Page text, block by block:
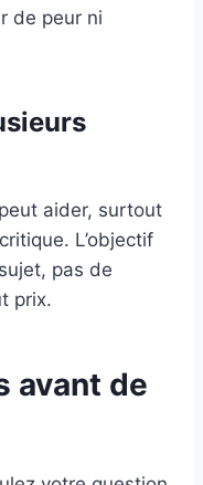
de peur ni
aider, surtout
L’objectif
pas de
prix.
avant de